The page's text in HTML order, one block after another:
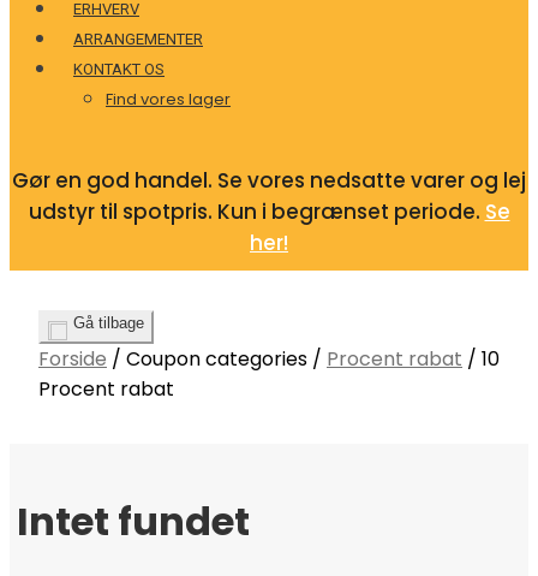
ERHVERV
ARRANGEMENTER
KONTAKT OS
Find vores lager
Gør en god handel. Se vores nedsatte varer og lej
udstyr til spotpris. Kun i begrænset periode. Se
her!
Gå tilbage
Forside / Coupon categories / Procent rabat / 10
Procent rabat
Intet fundet